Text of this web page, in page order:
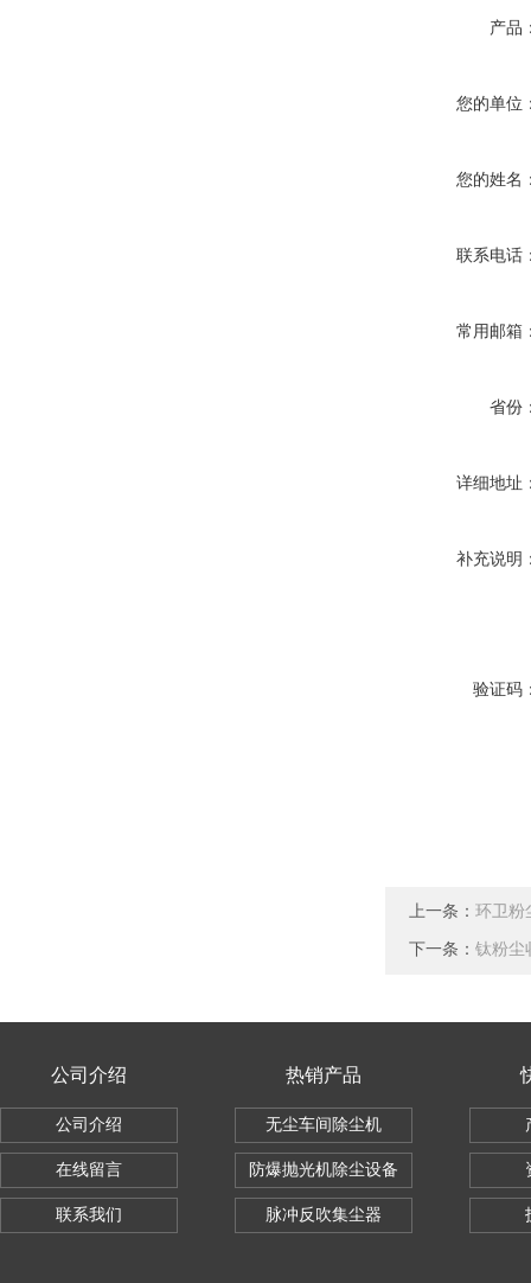
产品
您的单位
您的姓名
联系电话
常用邮箱
省份
详细地址
补充说明
验证码
上一条： 环卫粉
下一条： 钛粉尘
公司介绍
公司介绍
在线留言
联系我们
热销产品
无尘车间除尘机
防爆抛光机除尘设备
脉冲反吹集尘器